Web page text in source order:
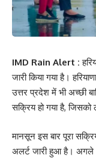
IMD Rain Alert :
जारी किया गया है।
उत्तर प्रदेश में भी अच्छी
सक्रिय हो गया है,
मानसून इस बार पूरा
अलर्ट जारी हुआ है। अगले